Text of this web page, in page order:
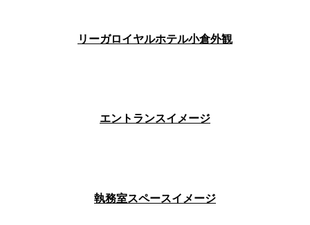
リーガロイヤルホテル小倉外観
エントランスイメージ
執務室スペースイメージ